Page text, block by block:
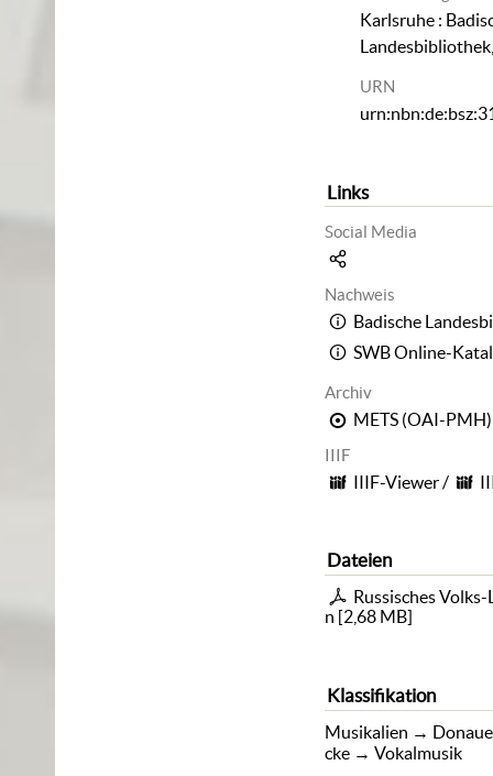
Karlsruhe :
URN
Links
Social Media
Nachweis
Badische
SWB Online-
Archiv
METS (OAI-PMH)
IIIF
IIIF-Viewer/
Dateien
Russisches
n [2,68 MB]
Klassifikation
Musikalien →
cke →Vokalmusik